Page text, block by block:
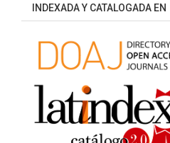
INDEXADA Y CATALOGADA EN